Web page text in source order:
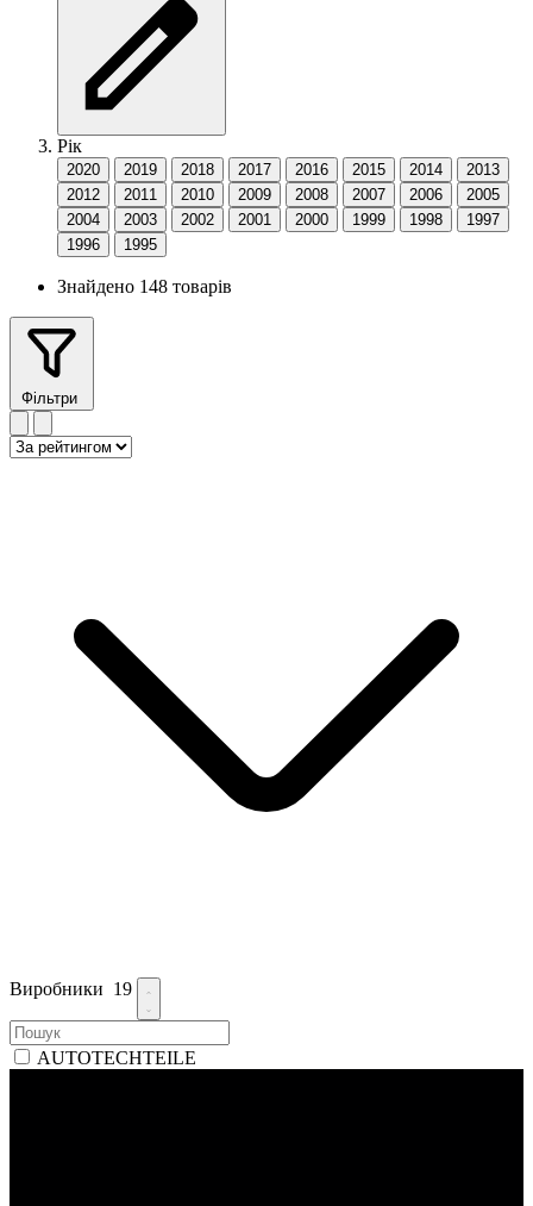
Рік
2020 2019 2018 2017 2016 2015 2014
2013
2012
2011 2010 2009 2008 2007 2006
2005
2004
2003 2002 2001 2000 1999 1998
1997
1996
1995
Знайдено 148 товарів
Фільтри
Виробники 19
AUTOTECHTEILE